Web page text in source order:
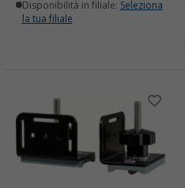
Disponibilità in filiale: Seleziona
la tua filiale